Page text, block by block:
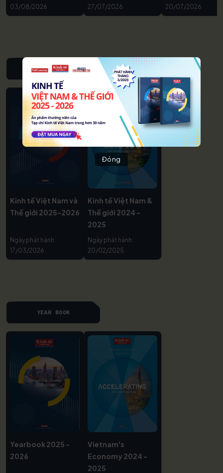
03/08/2026 27/07/2026 20/07/2026
NIÊN GIÁM KINH TẾ VIỆT NAM & THẾ GIỚI
Kinh tế Việt Nam và
Thế giới 2025-2026
Ngày phát hành:
17/03/2026
Kinh tế Việt Nam &
Thế giới 2024 -
2025
Ngày phát hành:
20/02/2025
YEAR BOOK
Yearbook 2025 -
2026
Vietnam's
Economy 2024 -
2025
Đóng